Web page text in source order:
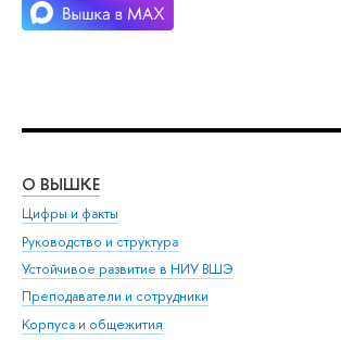
О ВЫШКЕ
Цифры и факты
Руководство и структура
Устойчивое развитие в НИУ ВШЭ
Преподаватели и сотрудники
Корпуса и общежития